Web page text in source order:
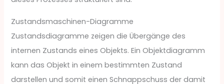
Zustandsmaschinen-Diagramme
Zustandsdiagramme zeigen die Übergänge des
internen Zustands eines Objekts. Ein Objektdiagramm
kann das Objekt in einem bestimmten Zustand
darstellen und somit einen Schnappschuss der damit